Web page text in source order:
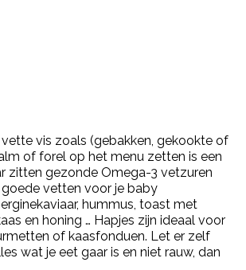
vette vis zoals (gebakken, gekookte of
of forel op het menu zetten is een
zitten gezonde Omega-3 vetzuren
vetten voor je baby
hummus, toast met
en honing … Hapjes zijn ideaal voor
of kaasfonduen. Let er zelf
wat je eet gaar is en niet rauw, dan